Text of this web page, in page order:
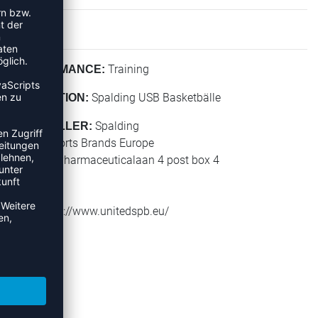
PERFORMANCE: Training
KOLLEKTION: Spalding USB Basketbälle
HERSTELLER: Spalding
United Sports Brands Europe
Janssen-Pharmaceuticalaan 4 post box 4
2440 Geel
Web: https://www.unitedspb.eu/